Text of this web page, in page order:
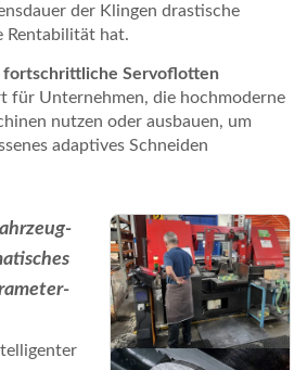
der Klingen drastische
Rentabilität hat.
fortschrittliche Servoflotten
für Unternehmen, die hochmoderne
nutzen oder ausbauen, um
adaptives Schneiden